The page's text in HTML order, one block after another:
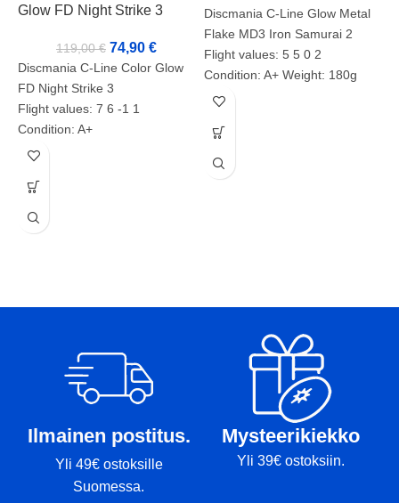
Glow FD Night Strike 3
119,00€ 74,90 €
Discmania C-Line Color Glow
FD Night Strike 3
Flight values: 7 6 -1 1
Condition: A+
Weight: 169g
Product number: 2071
Discmania C-Line Glow Metal
Flake MD3 Iron Samurai 2
Flight values: 5 5 0 2
Condition: A+ Weight: 180g
Markers: Product number:
Ilmainen postitus.
Yli 49€ ostoksille
Suomessa.
Mysteerikiekko
Yli 39€ ostoksiin.